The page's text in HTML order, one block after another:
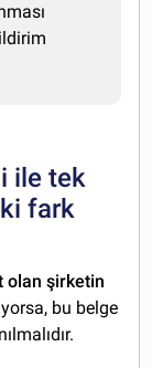
ile tek
fark
olan şirketin
bu belge